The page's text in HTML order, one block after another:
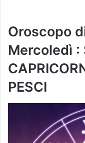
Oroscopo
Mercoledì :
PESCI